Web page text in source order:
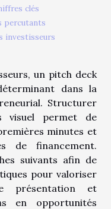
clés
percutants
investisseurs
un pitch deck
dans la
Structurer
visuel permet de
minutes et
de financement.
suivants afin de
pour valoriser
présentation et
en opportunités